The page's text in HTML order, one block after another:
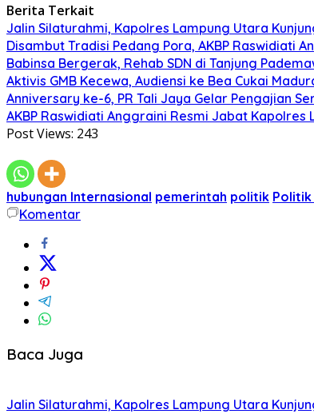
Berita Terkait
Jalin Silaturahmi, Kapolres Lampung Utara
Disambut Tradisi Pedang Pora, AKBP Raswidiati
Babinsa Bergerak, Rehab SDN di Tanjung
Aktivis GMB Kecewa, Audiensi ke Bea Cukai
Anniversary ke-6, PR Tali Jaya Gelar Pengajian
AKBP Raswidiati Anggraini Resmi Jabat
Post Views: 243
hubungan Internasional pemerintah politik Politik
Komentar
Baca Juga
Jalin Silaturahmi, Kapolres Lampung Utara